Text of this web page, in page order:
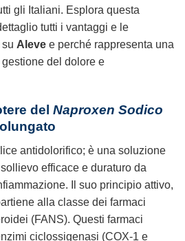
gli Italiani. Esplora questa
tutti i vantaggi e le
Aleve e perché rappresenta una
del dolore e
del Naproxen Sodico
antidolorifico; è una soluzione
efficace e duraturo da
Il suo principio attivo,
alla classe dei farmaci
(FANS). Questi farmaci
ciclossigenasi (COX-1 e